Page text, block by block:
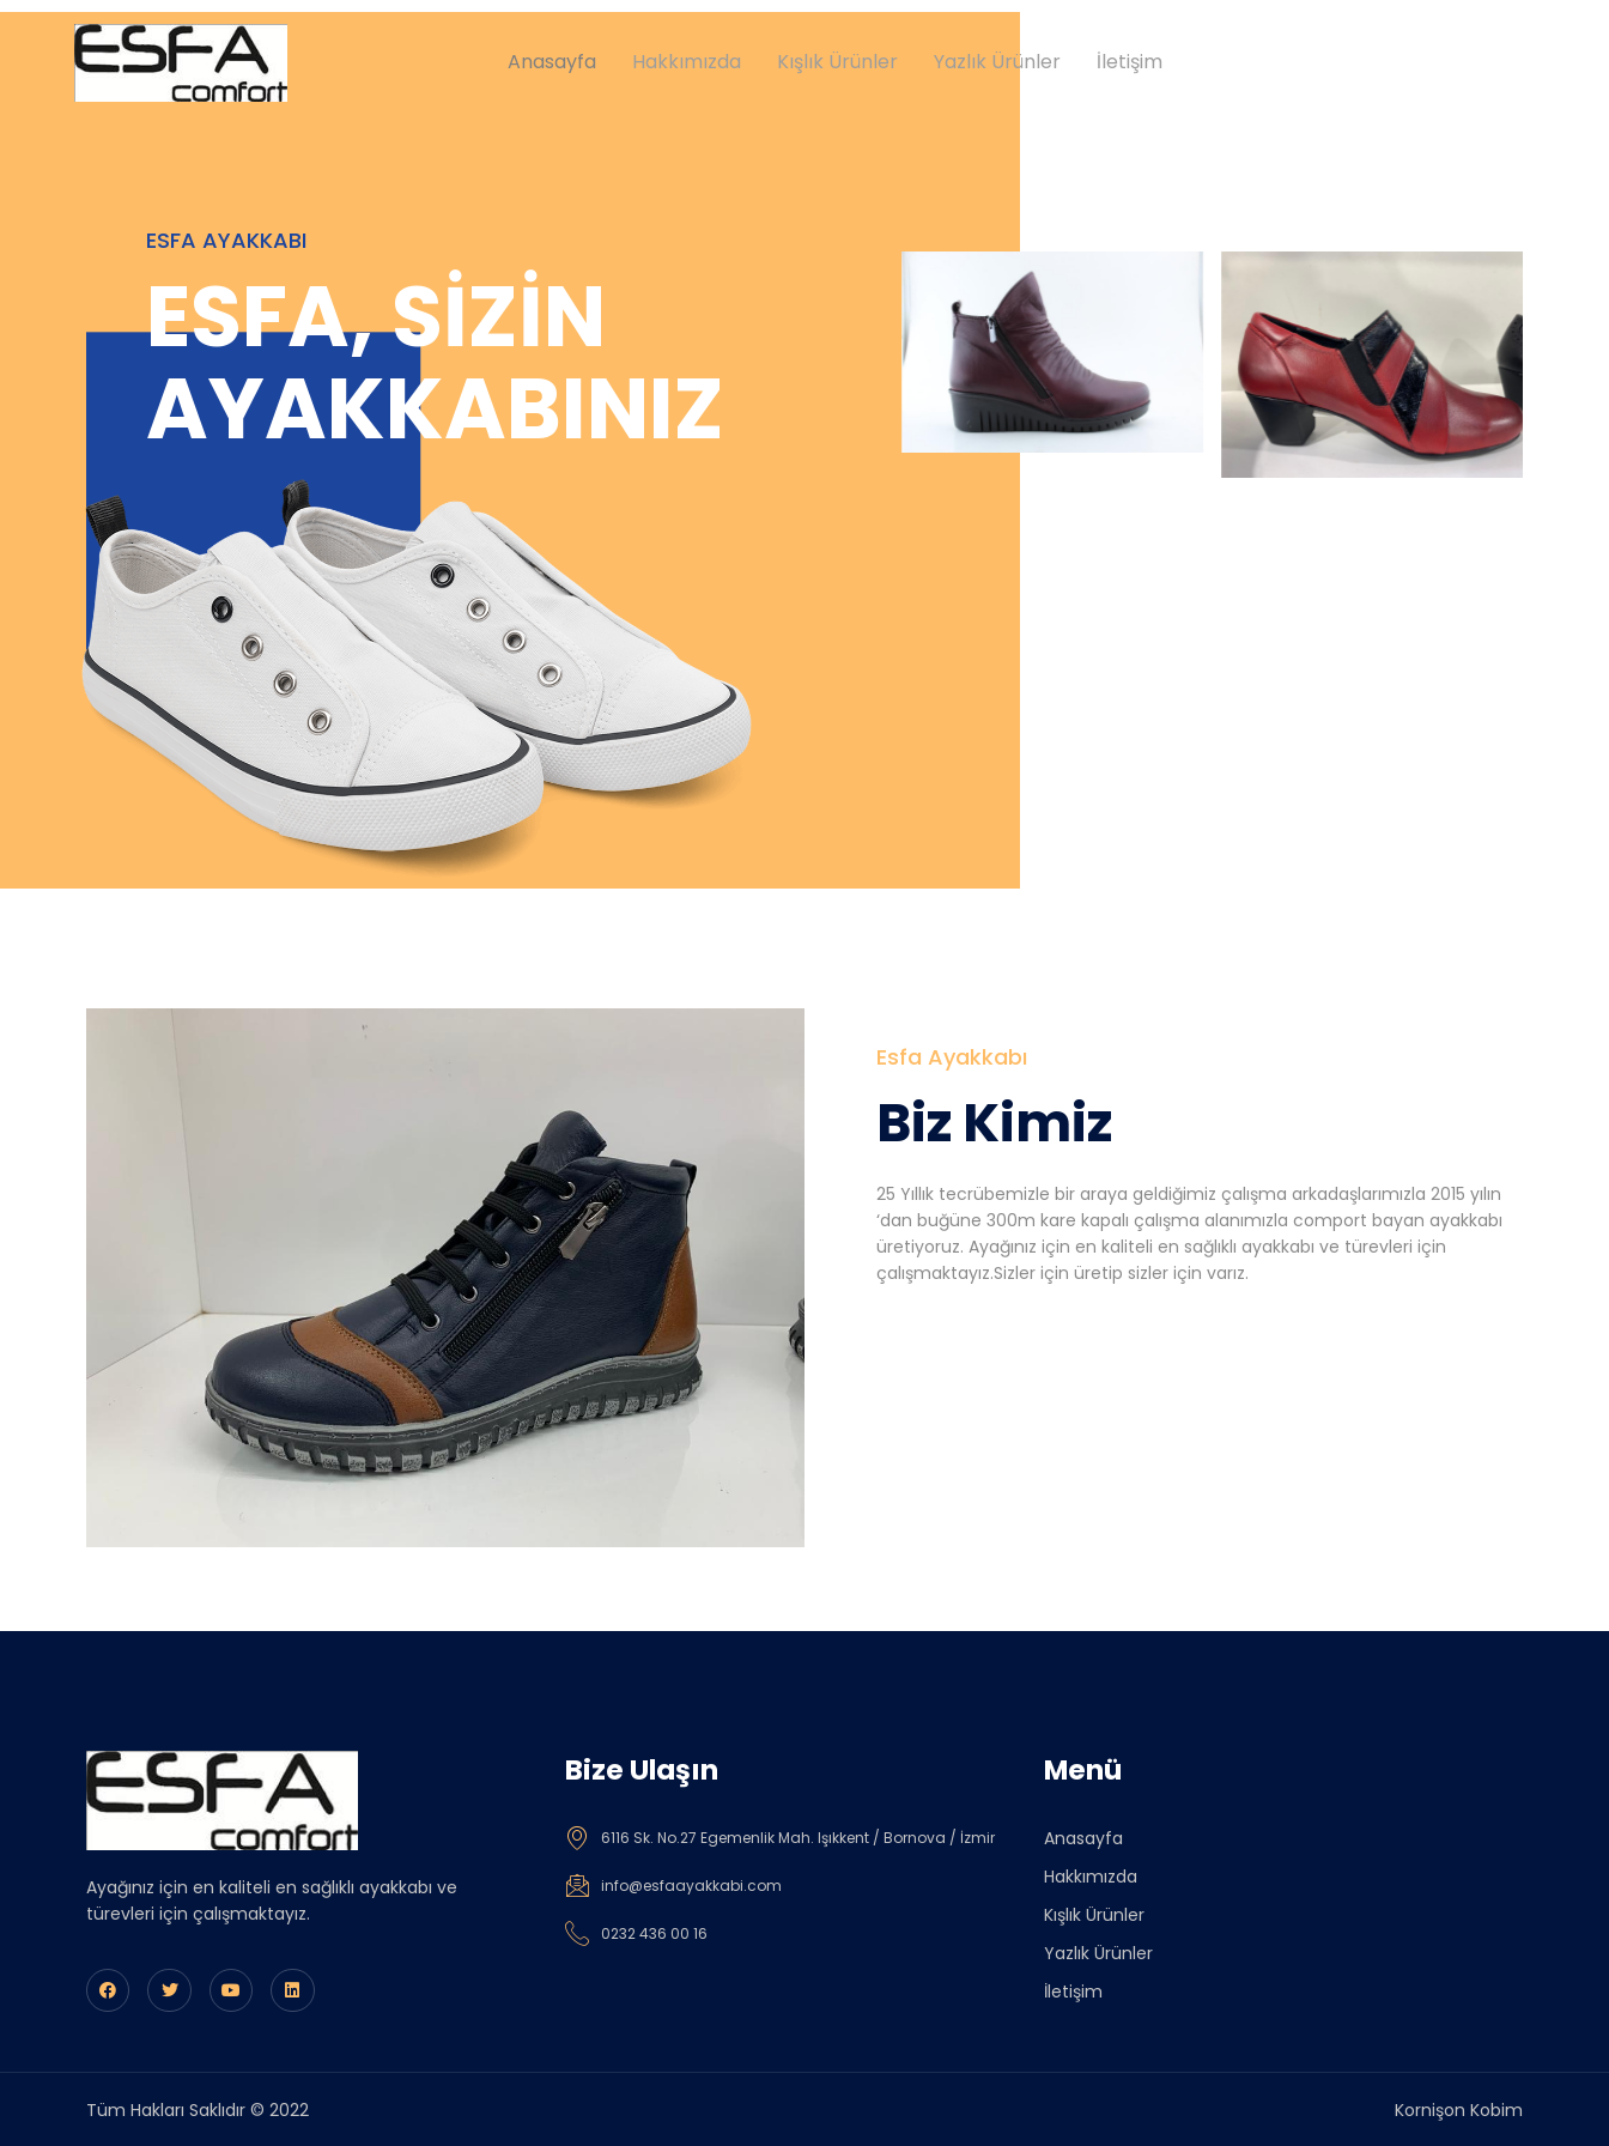
Anasayfa Hakkımızda Kışlık Ürünler Yazlık Ürünler İletişim
ESFA AYAKKABI
ESFA, SİZİN
AYAKKABINIZ
Esfa Ayakkabı
Biz Kimiz
25 Yıllık tecrübemizle bir araya geldiğimiz çalışma arkadaşlarımızla 2015 yılın
‘dan buğüne 300m kare kapalı çalışma alanımızla comport bayan ayakkabı
üretiyoruz. Ayağınız için en kaliteli en sağlıklı ayakkabı ve türevleri için
çalışmaktayız.Sizler için üretip sizler için varız.
Ayağınız için en kaliteli en sağlıklı ayakkabı ve
türevleri için çalışmaktayız.
Bize Ulaşın
6116 Sk. No.27 Egemenlik Mah. Işıkkent / Bornova / İzmir
info@esfaayakkabi.com
0232 436 00 16
Menü
Anasayfa
Hakkımızda
Kışlık Ürünler
Yazlık Ürünler
İletişim
Tüm Hakları Saklıdır © 2022 Kornişon Kobim